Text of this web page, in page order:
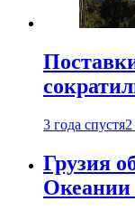
3 года спустя
Грузия
Океании